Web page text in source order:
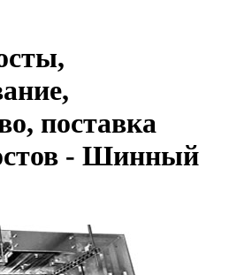
поставка
- Шинный